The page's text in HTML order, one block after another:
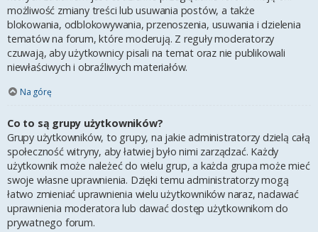
możliwość zmiany treści lub usuwania postów, a także
blokowania, odblokowywania, przenoszenia, usuwania i dzielenia
tematów na forum, które moderują. Z reguły moderatorzy
czuwają, aby użytkownicy pisali na temat oraz nie publikowali
niewłaściwych i obraźliwych materiałów.
Na górę
Co to są grupy użytkowników?
Grupy użytkowników, to grupy, na jakie administratorzy dzielą całą
społeczność witryny, aby łatwiej było nimi zarządzać. Każdy
użytkownik może należeć do wielu grup, a każda grupa może mieć
swoje własne uprawnienia. Dzięki temu administratorzy mogą
łatwo zmieniać uprawnienia wielu użytkowników naraz, nadawać
uprawnienia moderatora lub dawać dostęp użytkownikom do
prywatnego forum.